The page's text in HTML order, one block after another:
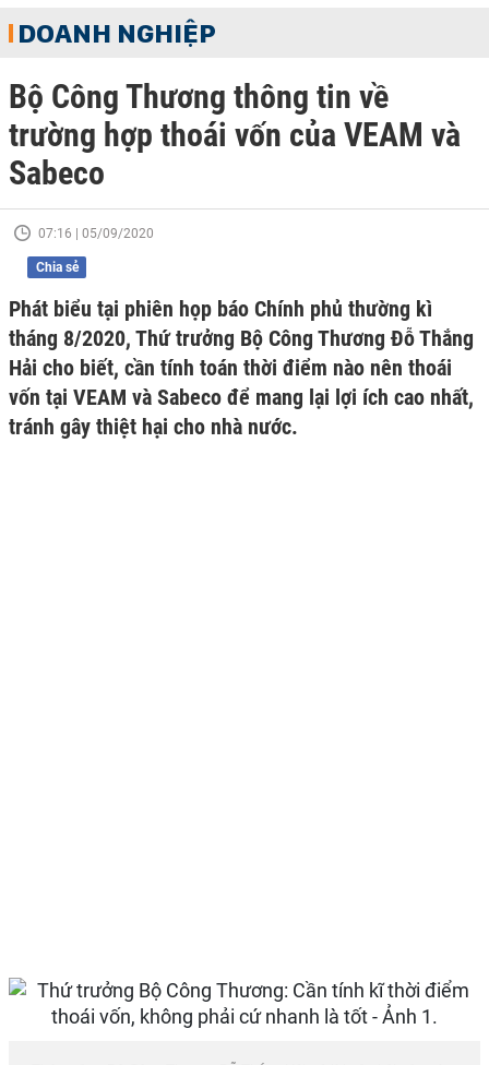
DOANH NGHIỆP
Bộ Công Thương thông tin về
trường hợp thoái vốn của VEAM và
Sabeco
07:16 | 05/09/2020
Chia sẻ
Phát biểu tại phiên họp báo Chính phủ thường kì
tháng 8/2020, Thứ trưởng Bộ Công Thương Đỗ Thắng
Hải cho biết, cần tính toán thời điểm nào nên thoái
vốn tại VEAM và Sabeco để mang lại lợi ích cao nhất,
tránh gây thiệt hại cho nhà nước.